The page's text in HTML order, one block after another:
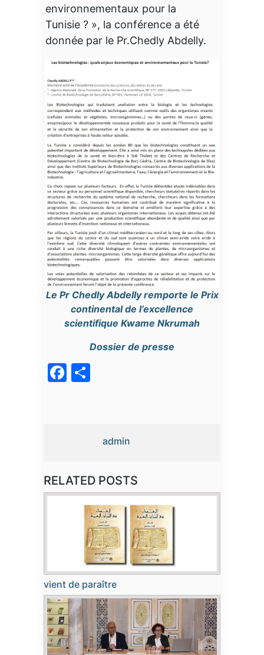
environnementaux pour la
Tunisie ? », la conférence a été
donnée par le Pr.Chedly Abdelly.
Le Pr Chedly Abdelly remporte le Prix
continental de l’excellence
scientifique Kwame Nkrumah
Dossier de presse
Facebook
admin
RELATED POSTS
vient de paraître